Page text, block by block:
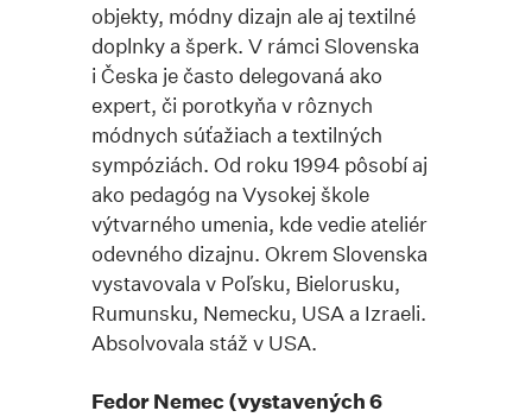
objekty, módny dizajn ale aj textilné
doplnky a šperk. V rámci Slovenska
i Česka je často delegovaná ako
expert, či porotkyňa v rôznych
módnych súťažiach a textilných
sympóziách. Od roku 1994 pôsobí aj
ako pedagóg na Vysokej škole
výtvarného umenia, kde vedie ateliér
odevného dizajnu. Okrem Slovenska
vystavovala v Poľsku, Bielorusku,
Rumunsku, Nemecku, USA a Izraeli.
Absolvovala stáž v USA.
Fedor Nemec (vystavených 6